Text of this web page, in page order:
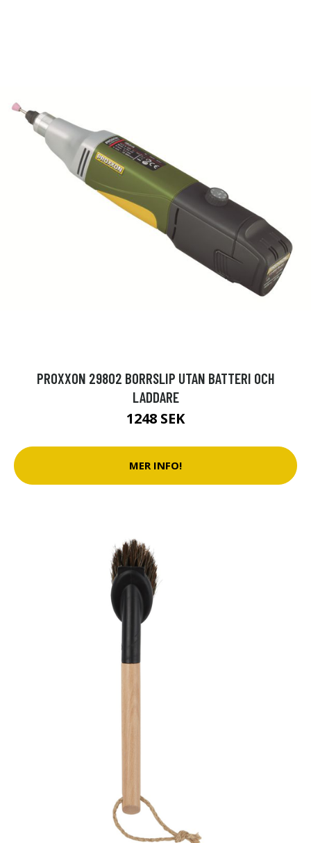
PROXXON 29802 BORRSLIP UTAN BATTERI OCH
LADDARE
1248 SEK
MER INFO!